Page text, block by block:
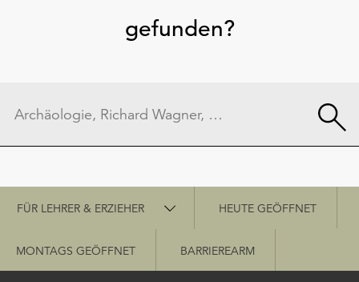
gefunden?
Schnellzugriff
FÜR LEHRER & ERZIEHER HEUTE GEÖFFNET
MONTAGS GEÖFFNET BARRIEREARM